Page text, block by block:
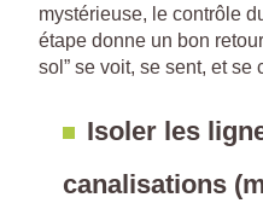
mystérieuse, le contrôle
étape donne un bon
sol” se voit, se sent, et se
Isoler les
canalisations